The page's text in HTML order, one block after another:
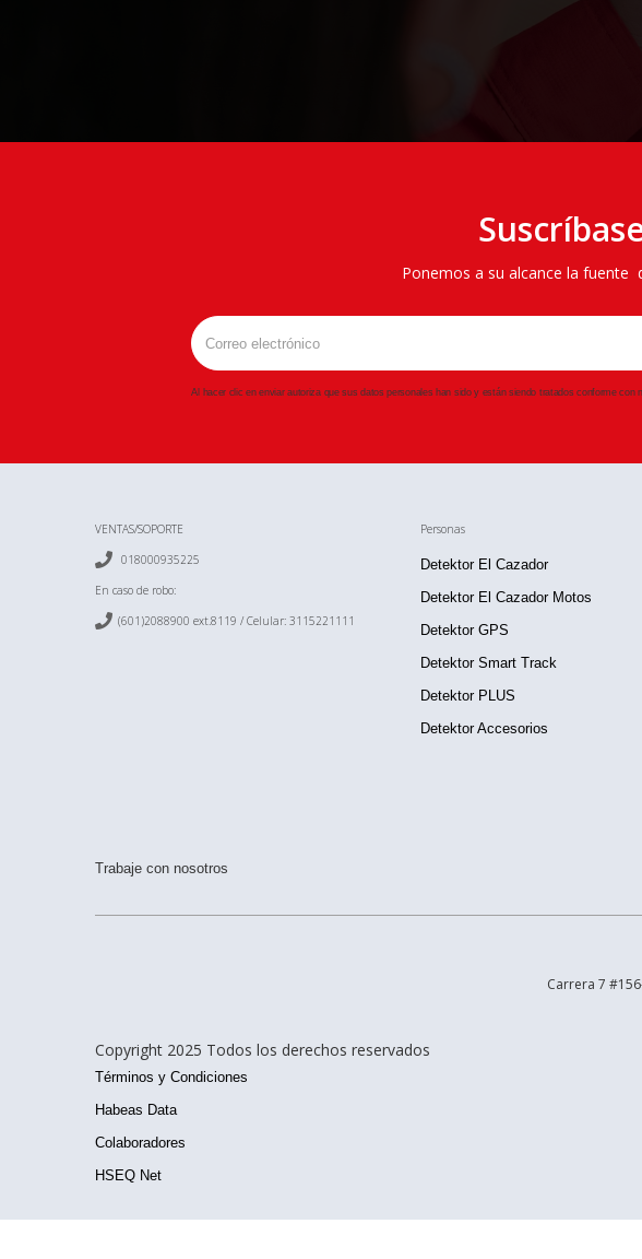
Ponemos a su alcance la fuente
Al hacer clic en enviar autoriza que sus datos personales han sido y están siendo tratados conforme
VENTAS/SOPORTE
 018000935225
En caso de robo:
 (601)2088900 ext.8119 / Celular: 3115221111
Personas
Detektor El Cazador
Detektor El Cazador Motos
Detektor GPS
Detektor Smart Track
Detektor PLUS
Detektor Accesorios
Trabaje con nosotros
Carrera 7
Copyright 2025 Todos los derechos reservados
Términos y Condiciones
Habeas Data
Colaboradores
HSEQ Net